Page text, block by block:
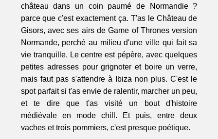
château dans un coin paumé de Normandie ?
parce que c'est exactement ça. T'as le Château de
Gisors, avec ses airs de Game of Thrones version
Normande, perché au milieu d'une ville qui fait sa
vie tranquille. Le centre est pépère, avec quelques
petites adresses pour grignoter et boire un verre,
mais faut pas s'attendre à Ibiza non plus. C'est le
spot parfait si t'as envie de ralentir, marcher un peu,
et te dire que t'as visité un bout d'histoire
médiévale en mode chill. Et puis, entre deux
vaches et trois pommiers, c'est presque poétique.